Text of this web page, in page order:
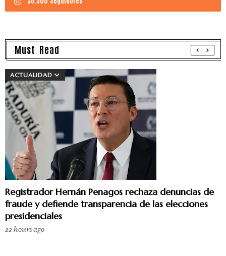
Must Read
ACTUALIDAD
Registrador Hernán Penagos rechaza denuncias de
fraude y defiende transparencia de las elecciones
presidenciales
22 hours ago